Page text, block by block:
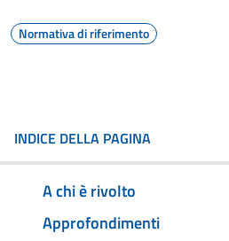
Normativa di riferimento
INDICE DELLA PAGINA
A chi è rivolto
Approfondimenti